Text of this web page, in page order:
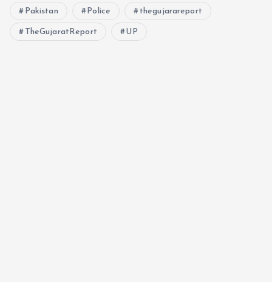
Pakistan Police thegujarareport
TheGujaratReport UP